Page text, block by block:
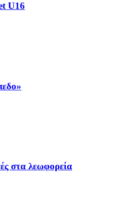
U16
στα λεωφορεία